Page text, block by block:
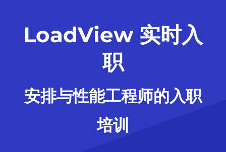
LoadView 实时入
职
安排与性能工程师的入职
培训